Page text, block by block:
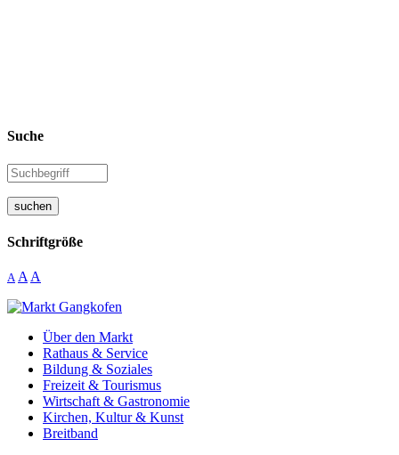
Suche
suchen
Schriftgröße
A A A
Über den Markt
Rathaus & Service
Bildung & Soziales
Freizeit & Tourismus
Wirtschaft & Gastronomie
Kirchen, Kultur & Kunst
Breitband